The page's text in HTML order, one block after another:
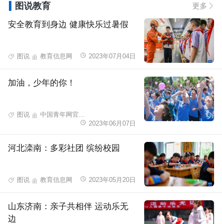
图说教育 更多
安全教育到身边 健康快乐过暑假
图说 教育信息网 2023年07月04日
加油，少年的你！
图说
中国青年网官...
2023年06月07日
河北滦南：多彩社团 缤纷校园
图说 教育信息网 2023年05月20日
山东济南：亲子共相伴 运动乐无
边